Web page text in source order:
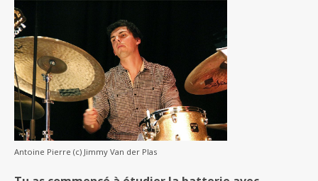
Antoine Pierre (c) Jimmy Van der Plas